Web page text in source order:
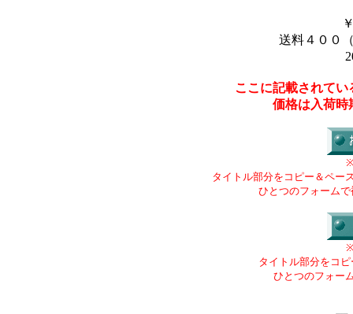
送料４００
ここに記載されて
価格は入荷時
タイトル部分をコピー＆ペー
ひとつのフォーム
タイトル部分をコ
ひとつのフォー